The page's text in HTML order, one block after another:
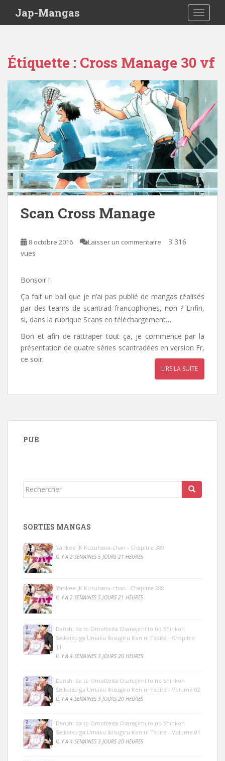
Jap-Mangas
Étiquette : Cross Manage 30 vf
Scan Cross Manage
8 octobre 2016 Laisser un commentaire
3 316
vues
Bonsoir !
Ça fait un bail que je n’ai pas publié de mangas réalisés
par des teams de scantrad francophones, non ? Enfin,
si, dans la rubrique Scans en téléchargement…
Bon et afin de rattraper tout ça, je commence par la
présentation de quatre séries scantradées en version Fr,
ce soir.
LIRE LA SUITE
PUB
Rechercher...
SORTIES MANGAS
Yankee JK Kuzuhana-chan - Chapitre 289
IL Y A 2 SEMAINES 5 JOURS 21 HEURES
Yankee JK Kuzuhana-chan - Chapitre 288
IL Y A 2 SEMAINES 5 JOURS 21 HEURES
Danshi da to Omotteita Osanajimi to no Shinkon
Seikatsu ga Umaku Ikisugiru Ken ni Tsuite - Chapitre
11
IL Y A 4 SEMAINES 3 JOURS 20 HEURES
Danshi da to Omotteita Osanajimi to no Shinkon
Seikatsu ga Umaku Ikisugiru Ken ni Tsuite - Volume 02
IL Y A 4 SEMAINES 3 JOURS 20 HEURES
Danshi da to Omotteita Osanajimi to no Shinkon
Seikatsu ga Umaku Ikisugiru Ken ni Tsuite - Volume 01
IL Y A 4 SEMAINES 3 JOURS 20 HEURES